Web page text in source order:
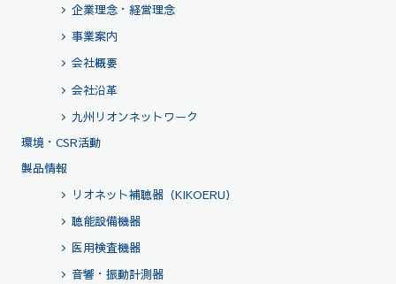
企業理念・経営理念
事業案内
会社概要
会社沿革
九州リオンネットワーク
環境・CSR活動
製品情報
リオネット補聴器（KIKOERU）
聴能設備機器
医用検査機器
音響・振動計測器